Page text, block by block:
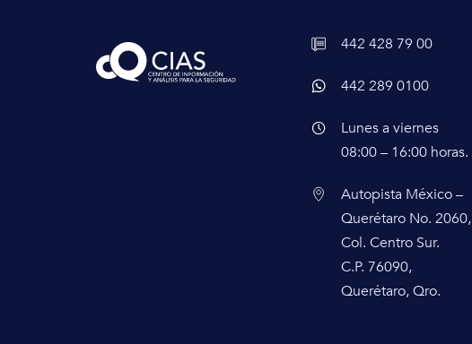
442 428 79 00
442 289 0100
Lunes a viernes
08:00 – 16:00 horas.
Autopista México –
Querétaro No. 2060,
Col. Centro Sur.
C.P. 76090,
Querétaro, Qro.